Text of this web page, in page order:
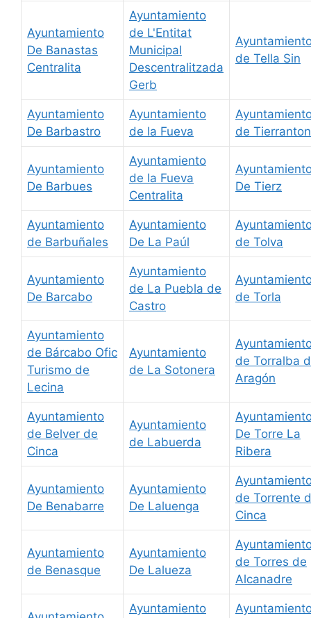
Ayuntamiento
De Banastas
Centralita
Ayuntamiento
de L'Entitat
Municipal
Descentralitzada
Gerb
de Tella Sin
Ayuntamiento
De Barbastro
Ayuntamiento
de la Fueva
de
Ayuntamiento
De Barbues
Ayuntamiento
de la Fueva
Centralita
De Tierz
Ayuntamiento
de Barbuñales
Ayuntamiento
De La Paúl
de Tolva
Ayuntamiento
De Barcabo
Ayuntamiento
de La Puebla de
Castro
de Torla
Ayuntamiento
de Bárcabo Ofic
Turismo de
Lecina
Ayuntamiento
de La Sotonera
de Torralba
Aragón
Ayuntamiento
de Belver de
Cinca
Ayuntamiento
de Labuerda
De Torre La
Ribera
Ayuntamiento
De Benabarre
Ayuntamiento
De Laluenga
de Torrente
Cinca
Ayuntamiento
de Benasque
Ayuntamiento
De Lalueza
de Torres de
Alcanadre
Ayuntamiento